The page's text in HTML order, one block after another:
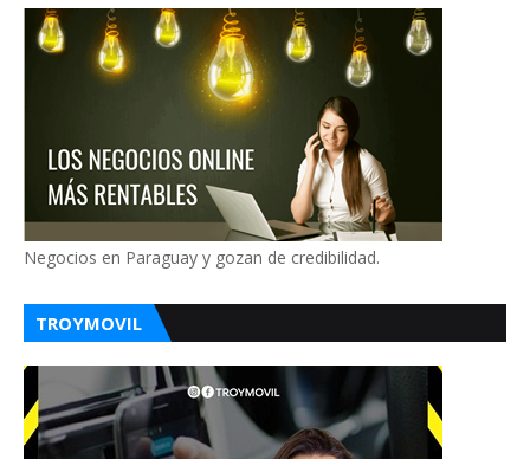
Negocios en Paraguay y gozan de credibilidad.
TROYMOVIL